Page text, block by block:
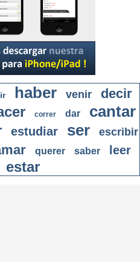
haber venir
decir
correr dar cantar
estudiar ser escribir
querer saber leer
estar